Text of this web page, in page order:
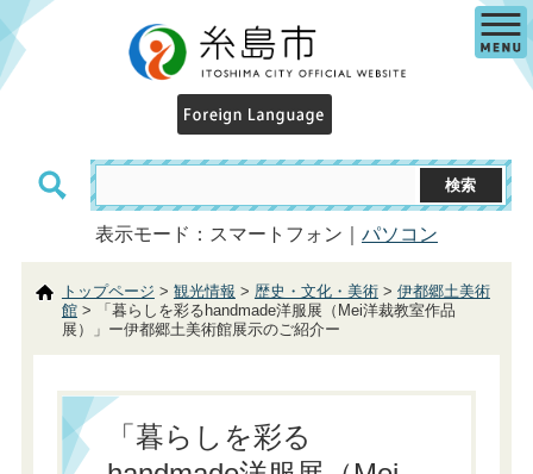
表示モード：スマートフォン｜ パソコン
トップページ > 観光情報 > 歴史・文化・美術> 伊都郷土美術
館> 「暮らしを彩るhandmade洋服展（Mei洋裁教室作品
展）」ー伊都郷土美術館展示のご紹介ー
「暮らしを彩る